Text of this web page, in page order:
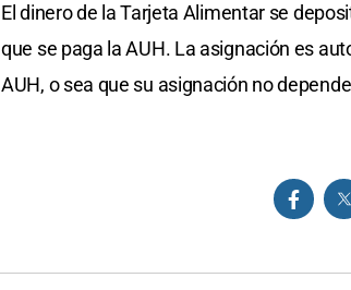
El dinero de la Tarjeta Alimentar se
que se paga la AUH. La asignación es
AUH, o sea que su asignación no